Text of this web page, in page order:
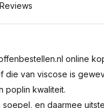
Reviews
online
die van viscose is
poplin kwaliteit.
en daarmee